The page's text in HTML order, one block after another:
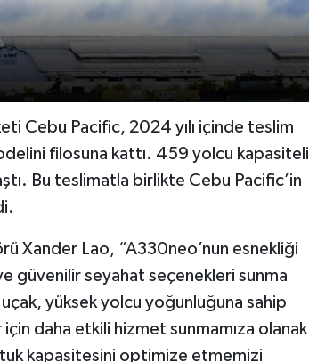
Cebu Pacific, 2024 yılı içinde teslim
filosuna kattı. 459 yolcu kapasiteli
Bu teslimatla birlikte Cebu Pacific’in
Xander Lao, “A330neo’nun esnekliği
güvenilir seyahat seçenekleri sunma
yüksek yolcu yoğunluğuna sahip
daha etkili hizmet sunmamıza olanak
kapasitesini optimize etmemizi